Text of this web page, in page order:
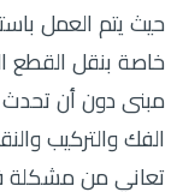
حيث يتم العمل
خاصة بنقل القطع
مبنى دون أن
الفك والتركيب
تعاني من مشكلة